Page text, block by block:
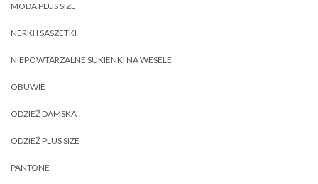
MODA PLUS SIZE
NERKI I SASZETKI
NIEPOWTARZALNE SUKIENKI NA WESELE
OBUWIE
ODZIEŻ DAMSKA
ODZIEŻ PLUS SIZE
PANTONE